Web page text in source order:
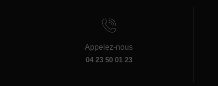
Appelez-nous
04 23 50 01 23